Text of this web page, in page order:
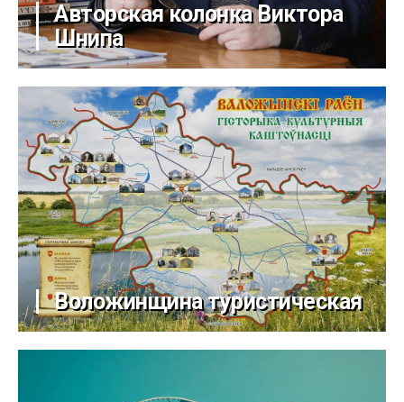
Авторская колонка Виктора
Шнипа
Воложинщина туристическая